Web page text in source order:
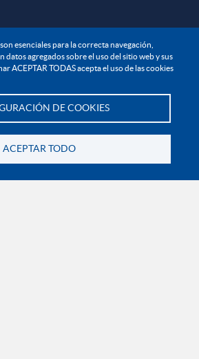
esenciales para la correcta navegación,
datos agregados sobre el uso del sitio web y sus
ACEPTAR TODAS acepta el uso de las cookies
DE COOKIES
ACEPTAR TODO
CON LA INSTITUCIÓN!